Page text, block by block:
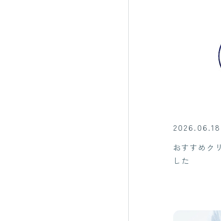
2026. 06.18
おすすめク
した